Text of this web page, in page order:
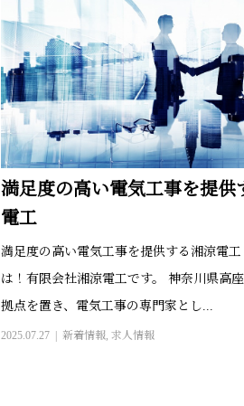
満足度の高い電気工事を提供
電工
満足度の高い電気工事を提供する湘涼電工
は！有限会社湘涼電工です。 神奈川県高
拠点を置き、電気工事の専門家とし...
2025.07.27 新着情報, 求人情報